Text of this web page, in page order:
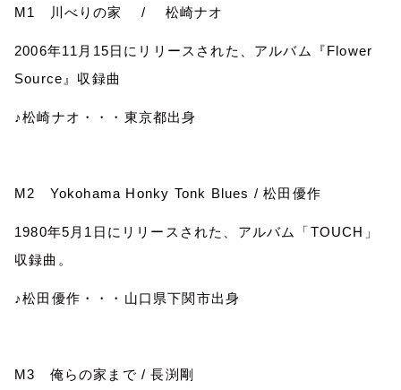
M1 川べりの家/ 松崎ナオ
2006年11 月 15日にリリースされた、アルバム『Flower
Source 』収録曲
♪松崎ナオ・・・東京都出身
M2 Yokohama Honky Tonk Blues /松田優作
1980年5 月 1 日にリリースされた、アルバム「TOUCH 」
収録曲。
♪松田優作・・・山口県下関市出身
M3 俺らの家まで /長渕剛